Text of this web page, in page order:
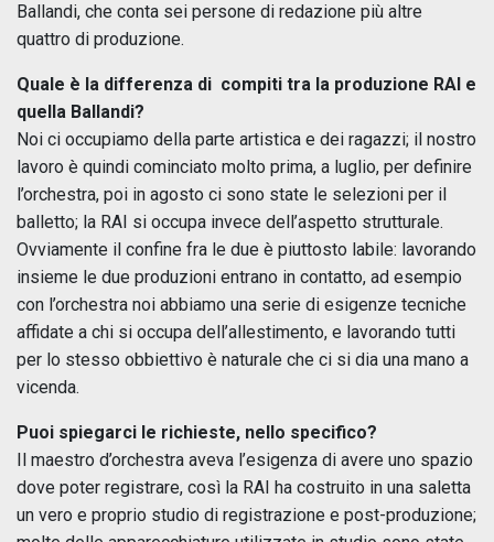
Ballandi, che conta sei persone di redazione più altre
quattro di produzione.
Quale è la differenza di compiti tra la produzione RAI e
quella Ballandi?
Noi ci occupiamo della parte artistica e dei ragazzi; il nostro
lavoro è quindi cominciato molto prima, a luglio, per definire
l’orchestra, poi in agosto ci sono state le selezioni per il
balletto; la RAI si occupa invece dell’aspetto strutturale.
Ovviamente il confine fra le due è piuttosto labile: lavorando
insieme le due produzioni entrano in contatto, ad esempio
con l’orchestra noi abbiamo una serie di esigenze tecniche
affidate a chi si occupa dell’allestimento, e lavorando tutti
per lo stesso obbiettivo è naturale che ci si dia una mano a
vicenda.
Puoi spiegarci le richieste, nello specifico?
Il maestro d’orchestra aveva l’esigenza di avere uno spazio
dove poter registrare, così la RAI ha costruito in una saletta
un vero e proprio studio di registrazione e post-produzione;